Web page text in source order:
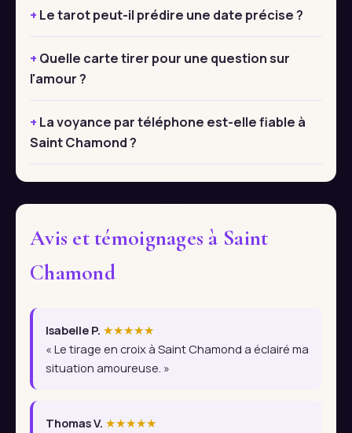
Le tarot peut-il prédire une date précise ?
Quelle carte tirer pour une question sur
l'amour ?
La voyance par téléphone est-elle fiable à
Saint Chamond ?
Avis et témoignages à Saint
Chamond
Isabelle P. ★★★★★
« Le tirage en croix à Saint Chamond a éclairé ma
situation amoureuse. »
Thomas V. ★★★★★